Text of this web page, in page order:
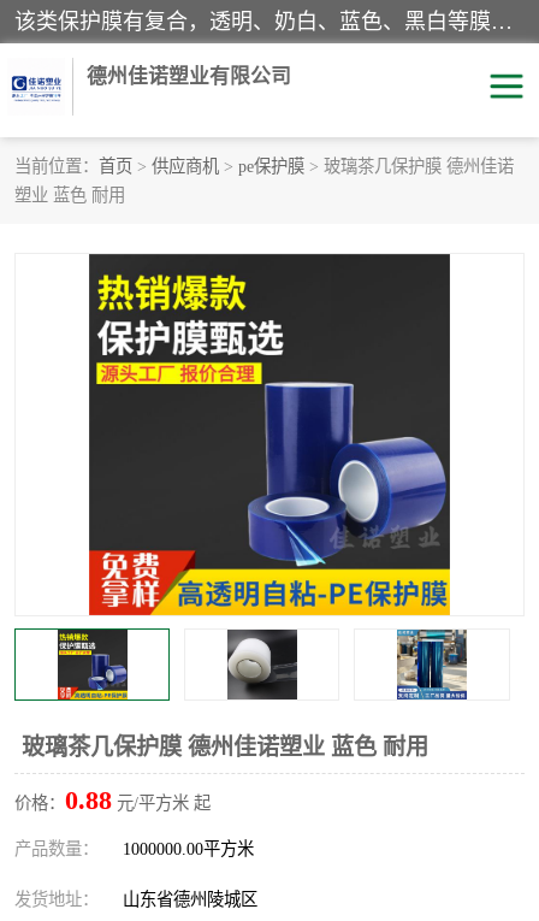
该类保护膜有复合，透明、奶白、蓝色、黑白等膜型。特高粘，高粘，中高粘，中粘，中低粘，低粘等。对于不同的粘力要求有相应的产品相适配。无胶渍残留污染。在较宽的收卷幅度下平整无皱纹，收卷长度大，利于机械化及自动化施工粘贴。为您的产品提供的表面保护解决方案。 产品广泛适用于：铝材、不锈钢、金属、塑料、电子、家电、家具、玻璃、化工材料、装饰材料等。
德州佳诺塑业有限公司
当前位置： 首页 > 供应商机 > pe保护膜 > 玻璃茶几保护膜 德州佳诺
塑业 蓝色 耐用
玻璃茶几保护膜 德州佳诺塑业 蓝色 耐用
价格： 0.88 元/平方米 起
产品数量： 1000000.00平方米
发货地址： 山东省德州陵城区
pe保护膜
地毯保护膜
拉伸缠绕膜
黑白保护膜 乳白保护膜
纯黑保护膜
彩钢板保护膜
不绣钢板保护膜 两边上胶保护膜
窗缝阻风胶带 铝板保护膜
不锈钢板保护膜 一次性隔离膜